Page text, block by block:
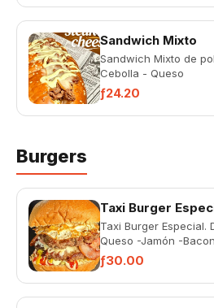
Sandwich Mixto
Sandwich Mixto de
Cebolla - Queso
ƒ24.20
Burgers
Taxi Burger
Taxi Burger Especial.
Queso -Jamón -
Papa chips -Salsas
ƒ30.00